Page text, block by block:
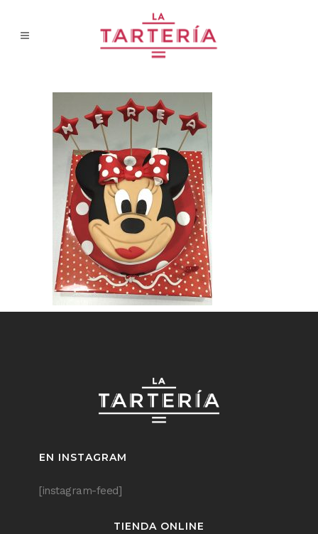
EN INSTAGRAM
[instagram-feed]
TIENDA ONLINE